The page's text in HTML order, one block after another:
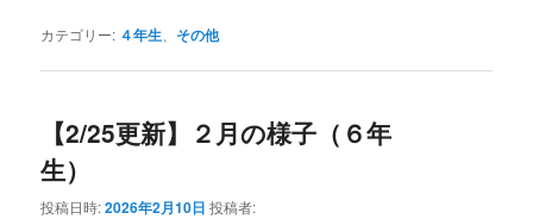
カテゴリー: ４年生 その他
【2/25更新】２月の様子（６年
生）
投稿日時:2026年2月10日 投稿者: